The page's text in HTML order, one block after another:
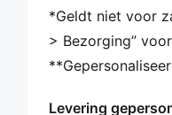
Porsche Legacy-
Comfortabele
*Geldt niet voor
> Bezorging”
Levering